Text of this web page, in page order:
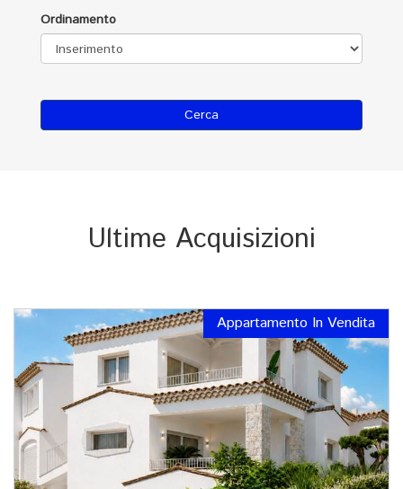
Ordinamento
Cerca
Ultime Acquisizioni
Appartamento In Vendita